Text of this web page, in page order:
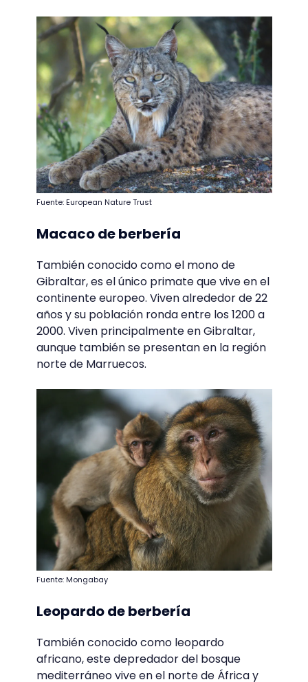
Fuente: European Nature Trust
Macaco de berbería
También conocido como el mono de
Gibraltar, es el único primate que vive en el
continente europeo. Viven alrededor de 22
años y su población ronda entre los 1200 a
2000. Viven principalmente en Gibraltar,
aunque también se presentan en la región
norte de Marruecos.
Fuente: Mongabay
Leopardo de berbería
También conocido como leopardo
africano, este depredador del bosque
mediterráneo vive en el norte de África y